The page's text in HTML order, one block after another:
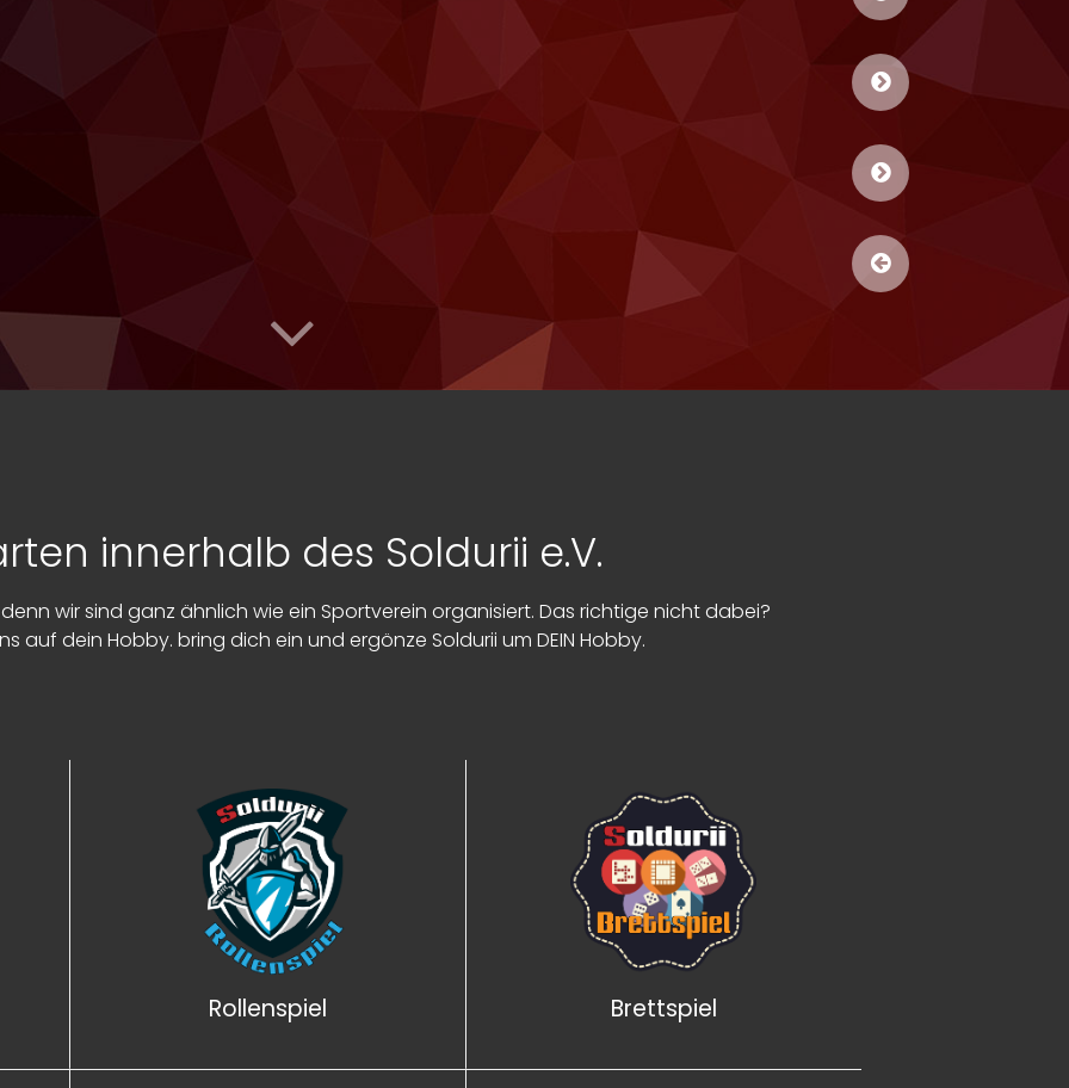
BEREICH
innerhalb des Soldurii e.V.
wir sind ganz ähnlich wie ein Sportverein organisiert. Das richtige nicht dabei?
auf dein Hobby. bring dich ein und ergönze Soldurii um DEIN Hobby.
Rollenspiel Brettspiel